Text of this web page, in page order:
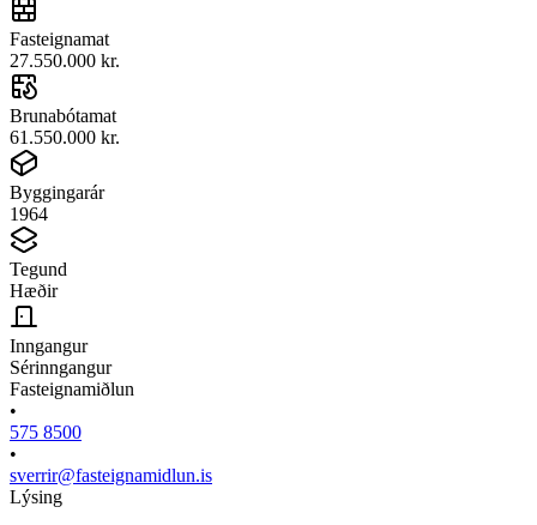
Fasteignamat
27.550.000 kr.
Brunabótamat
61.550.000 kr.
Byggingarár
1964
Tegund
Hæðir
Inngangur
Sérinngangur
Fasteignamiðlun
•
575 8500
•
sverrir@fasteignamidlun.is
Lýsing